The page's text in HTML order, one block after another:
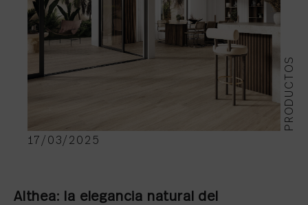
PRODUCTOS
17/03/2025
Althea: la elegancia natural del